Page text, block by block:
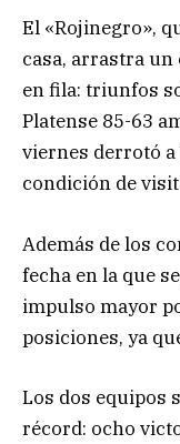
El «Rojinegro»,
casa, arrastra
en fila: triunfos
Platense 85-63
viernes derrotó a
condición de
Además de los
fecha en la que
impulso mayor
posiciones, ya
Los dos equipos
récord: ocho